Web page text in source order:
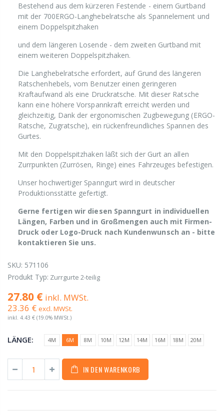
Bestehend aus dem kürzeren Festende - einem Gurtband
mit der 700ERGO-Langhebelratsche als Spannelement und
einem Doppelspitzhaken
und dem längeren Losende - dem zweiten Gurtband mit
einem weiteren Doppelspitzhaken.
Die Langhebelratsche erfordert, auf Grund des längeren
Ratschenhebels, vom Benutzer einen geringeren
Kraftaufwand als eine Druckratsche. Mit dieser Ratsche
kann eine höhere Vorspannkraft erreicht werden und
gleichzeitig, Dank der ergonomischen Zugbewegung (ERGO-
Ratsche, Zugratsche), ein rückenfreundliches Spannen des
Gurtes.
Mit den Doppelspitzhaken läßt sich der Gurt an allen
Zurrpunkten (Zurrösen, Ringe) eines Fahrzeuges befestigen.
Unser hochwertiger Spanngurt wird in deutscher
Produktionsstätte gefertigt.
Gerne fertigen wir diesen Spanngurt in individuellen
Längen, Farben und in Großmengen auch mit Firmen-
Druck oder Logo-Druck nach Kundenwunsch an - bitte
kontaktieren Sie uns.
SKU: 571106
Produkt Typ: Zurrgurte 2-teilig
27.80 € inkl. MWSt.
23.36 € excl. MWSt.
inkl. 4.43 € (19.0% MWSt.)
LÄNGE: 4M 6M 8M 10M 12M 14M 16M 18M 20M
IN DEN WARENKORB